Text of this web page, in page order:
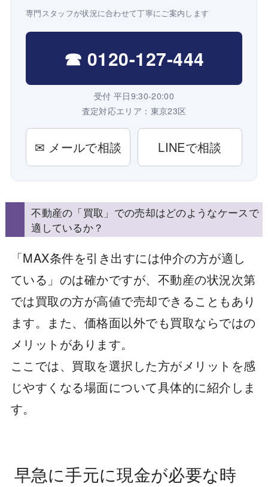
専門スタッフが状況に合わせて丁寧にご案内します
☎ 0120-127-444
受付 平日9:30-20:00
査定対応エリア：東京23区
✉ メールで相談 LINEで相談
不動産の「買取」での売却はどのようなケースで
適しているか？
「MAX条件を引き出すには仲介の方が適し
ている」のは確かですが、不動産の状況次第
では買取の方が高値で売却できることもあり
ます。また、価格面以外でも買取ならではの
メリットがあります。
ここでは、買取を選択した方がメリットを感
じやすくなる場面について具体的に紹介しま
す。
早急に手元に現金が必要な時